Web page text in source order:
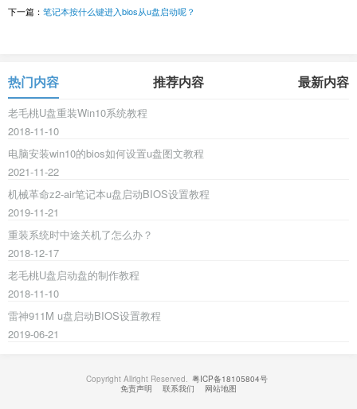
下一篇： 笔记本按什么键进入bios从u盘启动呢？
热门内容 推荐内容 最新内容
老毛桃U盘重装Win10系统教程
2018-11-10
电脑安装win10的bios如何设置u盘图文教程
2021-11-22
机械革命z2-air笔记本u盘启动BIOS设置教程
2019-11-21
重装系统时中途关机了怎么办？
2018-12-17
老毛桃U盘启动盘的制作教程
2018-11-10
雷神911M u盘启动BIOS设置教程
2019-06-21
Copyright Allright Reserved. 粤ICP备18105804号
免责声明
联系我们 网站地图